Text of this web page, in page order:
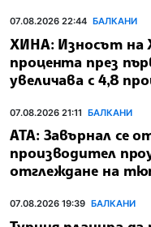
07.08.2026 22:44 БАЛКАНИ
ХИНА: Износът на
процента през
увеличава с 4,8
07.08.2026 21:11 БАЛКАНИ
АТА: Завърнал се
производител
отглеждане на
07.08.2026 19:39 БАЛКАНИ